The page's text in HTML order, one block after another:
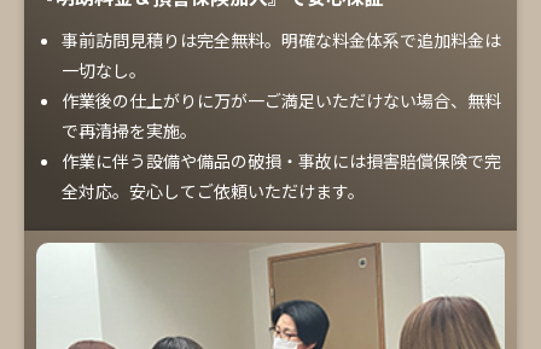
事前訪問見積りは完全無料。明確な料金体系で追加料金は
一切なし。
作業後の仕上がりに万が一ご満足いただけない場合、無料
で再清掃を実施。
作業に伴う設備や備品の破損・事故には損害賠償保険で完
全対応。安心してご依頼いただけます。